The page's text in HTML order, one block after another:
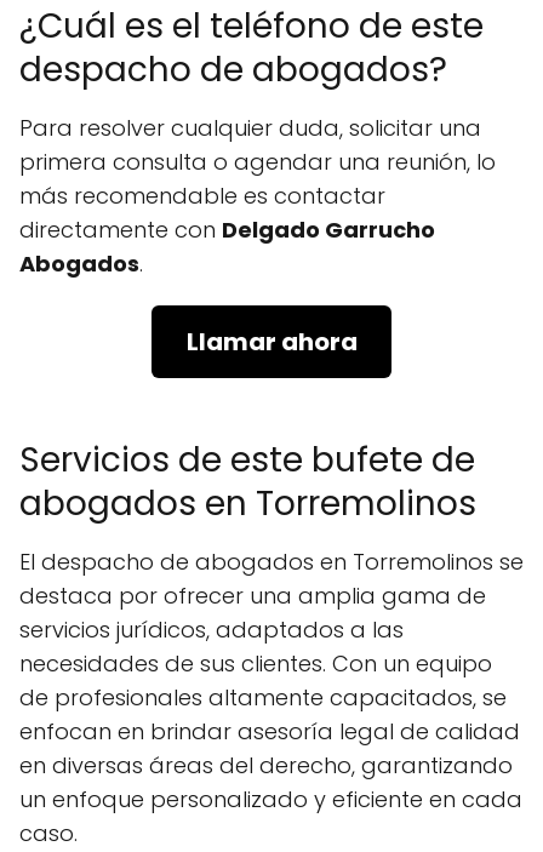
¿Cuál es el teléfono de este
despacho de abogados?
Para resolver cualquier duda, solicitar una
primera consulta o agendar una reunión, lo
más recomendable es contactar
directamente con Delgado Garrucho
Abogados.
Llamar ahora
Servicios de este bufete de
abogados en Torremolinos
El despacho de abogados en Torremolinos se
destaca por ofrecer una amplia gama de
servicios jurídicos, adaptados a las
necesidades de sus clientes. Con un equipo
de profesionales altamente capacitados, se
enfocan en brindar asesoría legal de calidad
en diversas áreas del derecho, garantizando
un enfoque personalizado y eficiente en cada
caso.